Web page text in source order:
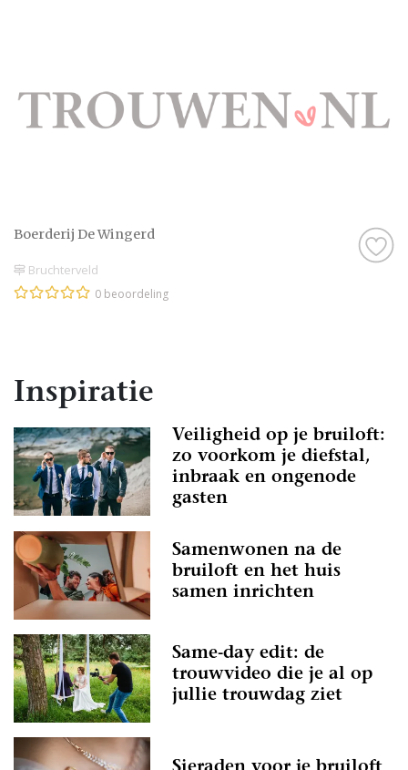
Boerderij De Wingerd
Bruchterveld
0 beoordeling
Inspiratie
Veiligheid op je bruiloft:
zo voorkom je diefstal,
inbraak en ongenode
gasten
Samenwonen na de
bruiloft en het huis
samen inrichten
Same-day edit: de
trouwvideo die je al op
jullie trouwdag ziet